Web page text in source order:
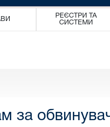
РЕЄСТРИ ТА
СИСТЕМИ
за